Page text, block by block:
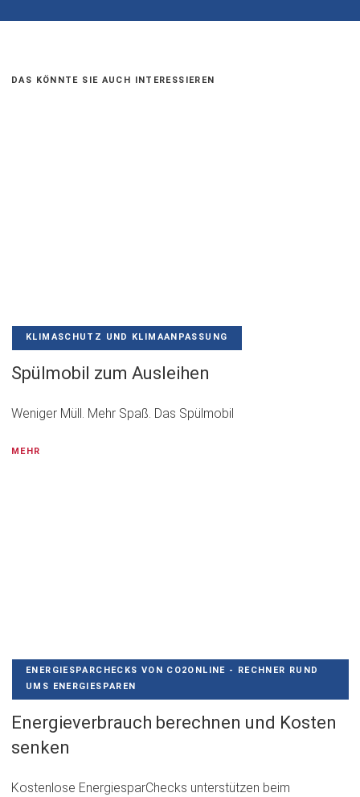
DAS KÖNNTE SIE AUCH INTERESSIEREN
KLIMASCHUTZ UND KLIMAANPASSUNG
Spülmobil zum Ausleihen
Weniger Müll. Mehr Spaß. Das Spülmobil
MEHR
ENERGIESPARCHECKS VON CO2ONLINE - RECHNER RUND
UMS ENERGIESPAREN
Energieverbrauch berechnen und Kosten
senken
Kostenlose EnergiesparChecks unterstützen beim